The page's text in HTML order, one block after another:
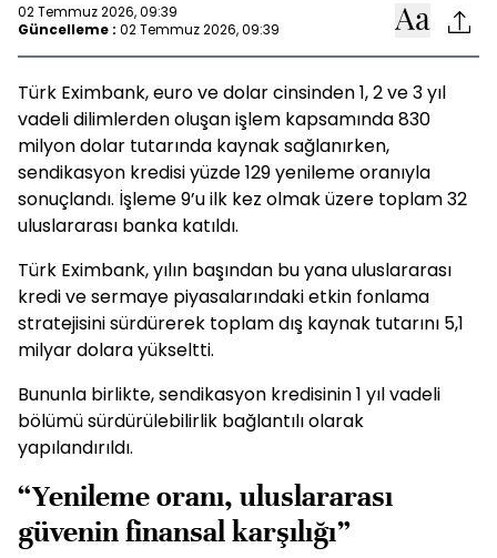
02 Temmuz 2026, 09:39
Güncelleme : 02 Temmuz 2026, 09:39
Türk Eximbank, euro ve dolar cinsinden 1, 2 ve 3 yıl
vadeli dilimlerden oluşan işlem kapsamında 830
milyon dolar tutarında kaynak sağlanırken,
sendikasyon kredisi yüzde 129 yenileme oranıyla
sonuçlandı. İşleme 9’u ilk kez olmak üzere toplam 32
uluslararası banka katıldı.
Türk Eximbank, yılın başından bu yana uluslararası
kredi ve sermaye piyasalarındaki etkin fonlama
stratejisini sürdürerek toplam dış kaynak tutarını 5,1
milyar dolara yükseltti.
Bununla birlikte, sendikasyon kredisinin 1 yıl vadeli
bölümü sürdürülebilirlik bağlantılı olarak
yapılandırıldı.
“Yenileme oranı, uluslararası
güvenin finansal karşılığı”